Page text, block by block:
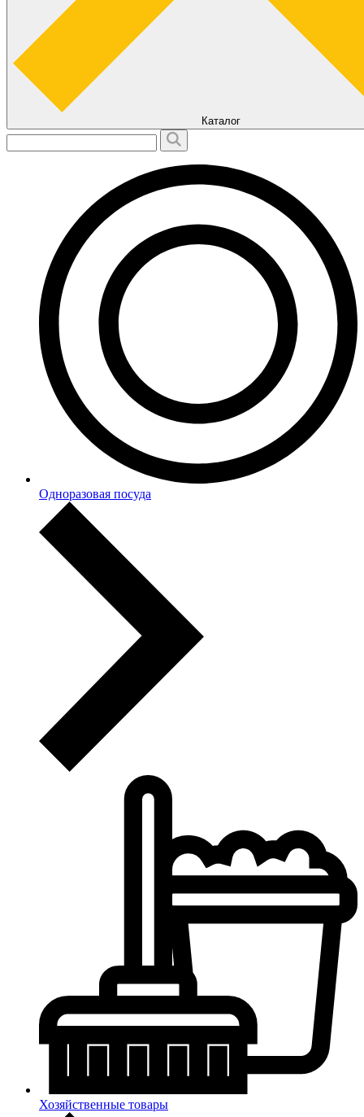
Каталог
Одноразовая посуда
Хозяйственные товары